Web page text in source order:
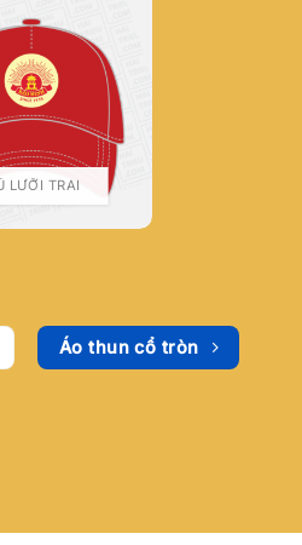
LƯỠI TRAI
Áo thun cổ tròn